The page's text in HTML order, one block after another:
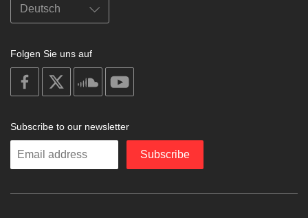
Folgen Sie uns auf
on
facebook
soundcloud
Subscribe to our newsletter
Enter
Subscribe